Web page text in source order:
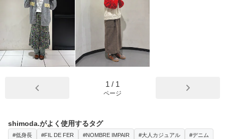
1 / 1
ページ
shimoda.がよく使用するタグ
#低身長 #FIL DE FER #NOMBRE IMPAIR #大人カジュアル #デニム